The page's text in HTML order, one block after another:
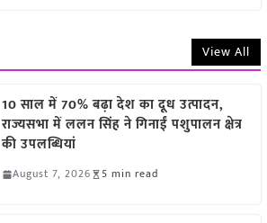
View All
10 साल में 70% बढ़ा देश का दूध उत्पादन,
राज्यसभा में ललन सिंह ने गिनाईं पशुपालन क्षेत्र
की उपलब्धियां
August 7, 2026 5 min read